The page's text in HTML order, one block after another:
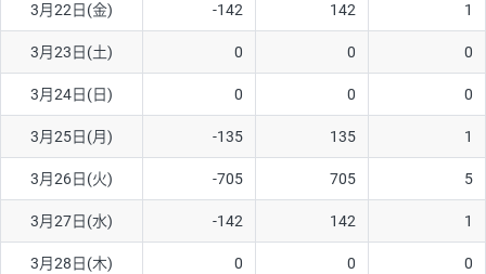
3月22日(金) -142 142 1
3月23日(土) 0 0 0
3月24日(日) 0 0 0
3月25日(月) -135 135 1
3月26日(火) -705 705 5
3月27日(水) -142 142 1
3月28日(木) 0 0 0